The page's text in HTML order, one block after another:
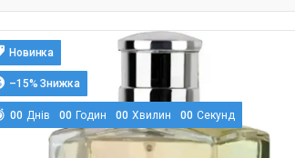
Новинка
–15%
00 Днів 00 Годин 00 Хвилин 00 Секунд